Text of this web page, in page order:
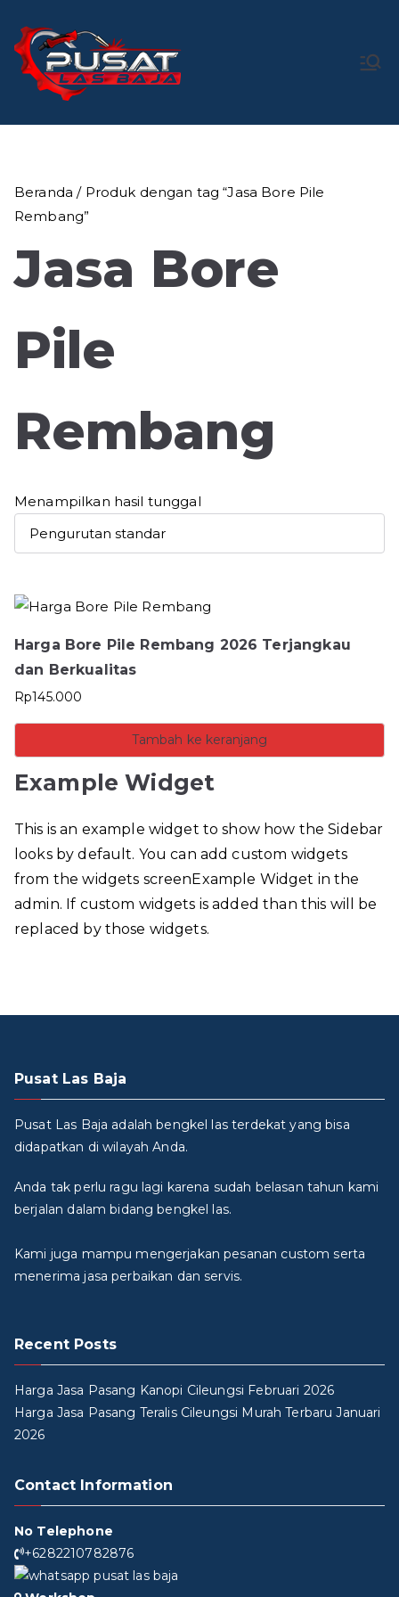
konten
Baja
Pusat Bengkel Las Profesional di Indonesia
Beranda / Produk dengan tag “Jasa Bore Pile
Rembang”
Jasa Bore
Pile
Rembang
Menampilkan hasil tunggal
Harga Bore Pile Rembang 2026 Terjangkau
dan Berkualitas
Rp145.000
Tambah ke keranjang
Example Widget
This is an example widget to show how the Sidebar
looks by default. You can add custom widgets
from the widgets screenExample Widget in the
admin. If custom widgets is added than this will be
replaced by those widgets.
Pusat Las Baja
Pusat Las Baja adalah bengkel las terdekat yang bisa
didapatkan di wilayah Anda.
Anda tak perlu ragu lagi karena sudah belasan tahun kami
berjalan dalam bidang bengkel las.
Kami juga mampu mengerjakan pesanan custom serta
menerima jasa perbaikan dan servis.
Recent Posts
Harga Jasa Pasang Kanopi Cileungsi Februari 2026
Harga Jasa Pasang Teralis Cileungsi Murah Terbaru Januari
2026
Contact Information
No Telephone
+6282210782876